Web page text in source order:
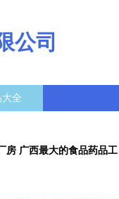
公司
大全
房 广西最大的食品药品工